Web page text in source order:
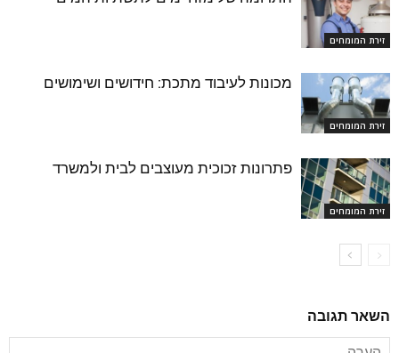
זירת המומחים
זירת המומחים
מכונות לעיבוד מתכת: חידושים ושימושים
זירת המומחים
פתרונות זכוכית מעוצבים לבית ולמשרד
השאר תגובה